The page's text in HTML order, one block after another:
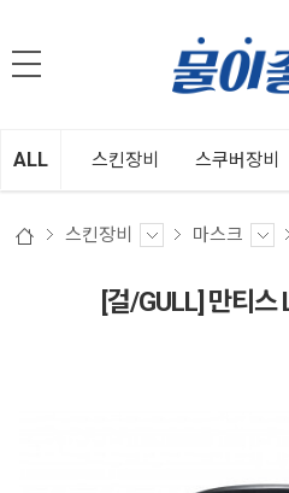
ALL 스킨장비 스쿠버장비
스킨장비 마스크
[걸/GULL] 만티스